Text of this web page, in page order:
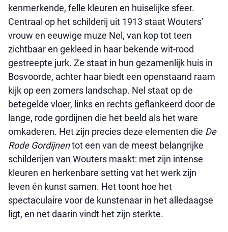
kenmerkende, felle kleuren en huiselijke sfeer.
Centraal op het schilderij uit 1913 staat Wouters’
vrouw en eeuwige muze Nel, van kop tot teen
zichtbaar en gekleed in haar bekende wit-rood
gestreepte jurk. Ze staat in hun gezamenlijk huis in
Bosvoorde, achter haar biedt een openstaand raam
kijk op een zomers landschap. Nel staat op de
betegelde vloer, links en rechts geflankeerd door de
lange, rode gordijnen die het beeld als het ware
omkaderen. Het zijn precies deze elementen die De
Rode Gordijnentot een van de meest belangrijke
schilderijen van Wouters maakt: met zijn intense
kleuren en herkenbare setting vat het werk zijn
leven én kunst samen. Het toont hoe het
spectaculaire voor de kunstenaar in het alledaagse
ligt, en net daarin vindt het zijn sterkte.